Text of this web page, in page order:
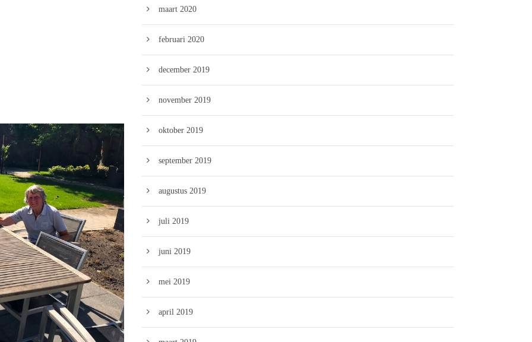
maart 2020
februari 2020
december 2019
november 2019
oktober 2019
september 2019
augustus 2019
juli 2019
juni 2019
mei 2019
april 2019